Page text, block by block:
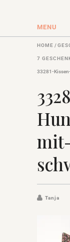
MENU
HOME /
7
33281-
Tanja